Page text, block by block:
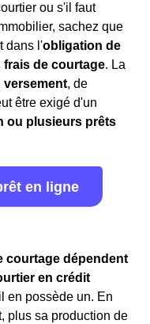
ou s'il faut
sachez que
dans l'obligation de
de courtage. La
versement, de
être exigé d'un
ou plusieurs prêts
en ligne
courtage dépendent
en crédit
en possède un. En
plus sa production de